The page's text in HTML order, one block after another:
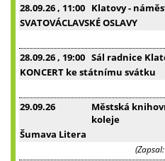
28.09.26 , 11:00 Klatovy -
SVATOVÁCLAVSKÉ OSLAVY
28.09.26 , 19:00 Sál radnice
KONCERT ke státnímu svátku
29.09.26
Městská
koleje
Šumava Litera